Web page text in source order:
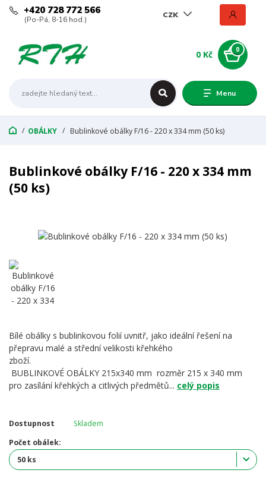
Menu
CZK
+420 728 772 566
(Po-Pá, 8-16 hod.)
0
0 Kč
OBÁLKY Bublinkové obálky F/16 - 220 x 334 mm (50 ks)
Bublinkové obálky F/16 - 220 x 334 mm
(50 ks)
Bílé obálky s bublinkovou folií uvnitř, jako ideální řešení na
přepravu malé a střední velikosti křehkého
zboží.
BUBLINKOVÉ OBÁLKY 215x340 mm rozměr 215 x 340 mm
pro zasílání křehkých a citlivých předmětů... celý popis
Dostupnost
Skladem
Počet obálek: